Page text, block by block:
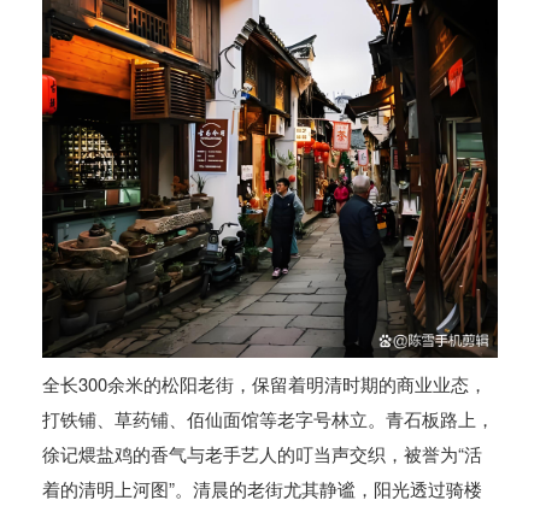
全长300余米的松阳老街，保留着明清时期的商业业态，
打铁铺、草药铺、佰仙面馆等老字号林立。青石板路上，
徐记煨盐鸡的香气与老手艺人的叮当声交织，被誉为“活
着的清明上河图”。清晨的老街尤其静谧，阳光透过骑楼